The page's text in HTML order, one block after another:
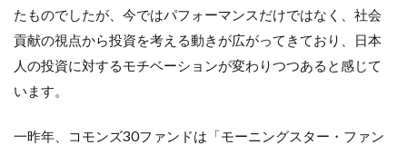
たものでしたが、今ではパフォーマンスだけではなく、社会
貢献の視点から投資を考える動きが広がってきており、日本
人の投資に対するモチベーションが変わりつつあると感じて
います。
一昨年、コモンズ30ファンドは「モーニングスター・ファン